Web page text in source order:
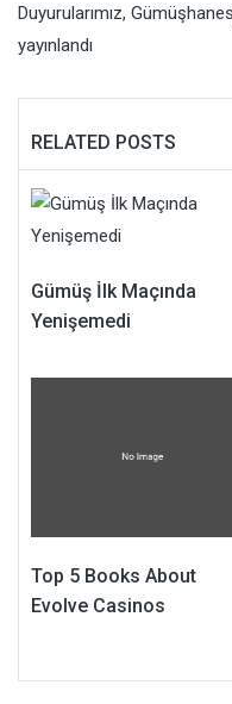
Duyurularımız,
yayınlandı
RELATED POSTS
Gümüş İlk Maçında
Yenişemedi
Top 5 Books About
Evolve Casinos